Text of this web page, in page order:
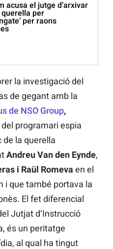
acusa el jutge d’arxivar
querella per
per raons
la investigació del
de gegant amb la
de NSO Group,
programari espia
de la querella
Andreu Van den Eynde,
i Raül Romeva en el
i que també portava la
El fet diferencial
Jutjat d’Instrucció
és un peritatge
al qual ha tingut